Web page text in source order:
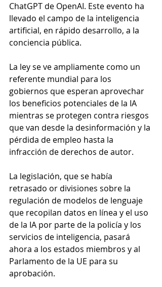
ChatGPT de OpenAI. Este evento ha
llevado el campo de la inteligencia
artificial, en rápido desarrollo, a la
conciencia pública.
La ley se ve ampliamente como un
referente mundial para los
gobiernos que esperan aprovechar
los beneficios potenciales de la IA
mientras se protegen contra riesgos
que van desde la desinformación y la
pérdida de empleo hasta la
infracción de derechos de autor.
La legislación, que se había
retrasado or divisiones sobre la
regulación de modelos de lenguaje
que recopilan datos en línea y el uso
de la IA por parte de la policía y los
servicios de inteligencia, pasará
ahora a los estados miembros y al
Parlamento de la UE para su
aprobación.